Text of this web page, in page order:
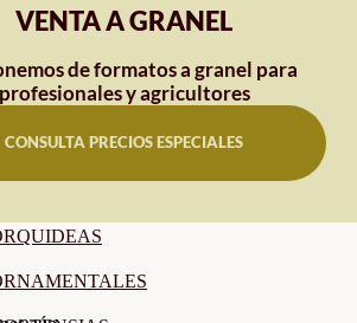
CONÍFERAS Y SETOS
CRASAS Y
VENTA A GRANEL
de formatos a granel para
profesionales y agricultores
CONSULTA PRECIOS ESPECIALES